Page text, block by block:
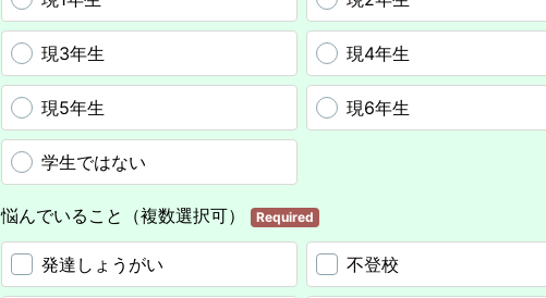
現3年生 現4年生
現5年生 現6年生
学生ではない
悩んでいること（複数選択可） Required
発達しょうがい 不登校